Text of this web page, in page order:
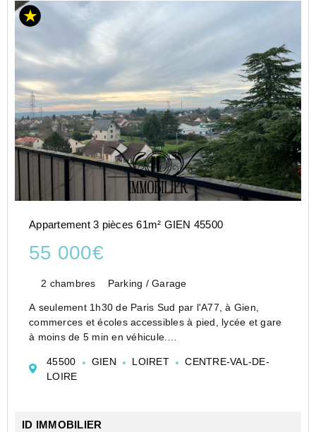
ACHAT
APPARTEMENT
LOIRE
LOIRET
(45)
GIEN
(45500)
Appartement 3 pièces 61m² GIEN 45500
55 000€
2 chambres Parking / Garage
A seulement 1h30 de Paris Sud par l'A77, à Gien,
commerces et écoles accessibles à pied, lycée et gare
à moins de 5 min en véhicule.
situé au 5ème étage avec ascenseur, comprend :
- Entrée avec...
45500 GIEN LOIRET
CENTRE-VAL-DE-
LOIRE
ID IMMOBILIER